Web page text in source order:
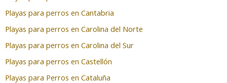
Playas para perros en Cantabria
Playas para perros en Carolina del Norte
Playas para perros en Carolina del Sur
Playas para perros en Castellón
Playas para Perros en Cataluña